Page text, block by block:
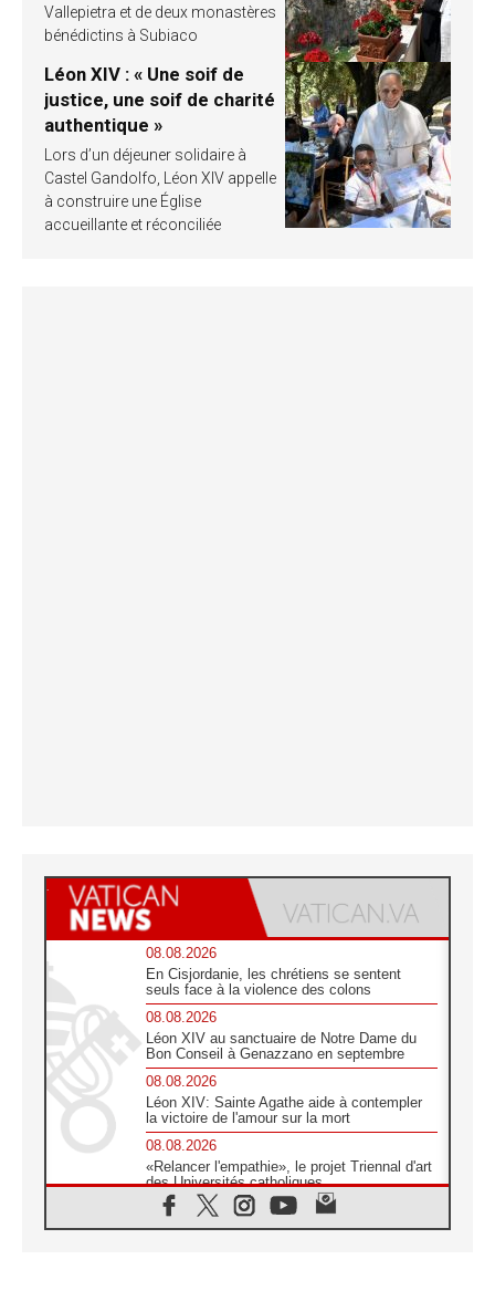
Vallepietra et de deux monastères
bénédictins à Subiaco
Léon XIV : « Une soif de
justice, une soif de charité
authentique »
Lors d’un déjeuner solidaire à
Castel Gandolfo, Léon XIV appelle
à construire une Église
accueillante et réconciliée
08.08.2026
En Cisjordanie, les chrétiens se sentent
seuls face à la violence des colons
08.08.2026
Léon XIV au sanctuaire de Notre Dame du
Bon Conseil à Genazzano en septembre
08.08.2026
Léon XIV: Sainte Agathe aide à contempler
la victoire de l'amour sur la mort
08.08.2026
«Relancer l'empathie», le projet Triennal d'art
des Universités catholiques
08.08.2026
Signis 2026, donner la parole aux religieuses